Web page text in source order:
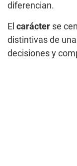
diferencian.
El carácter se
distintivas de
decisiones y